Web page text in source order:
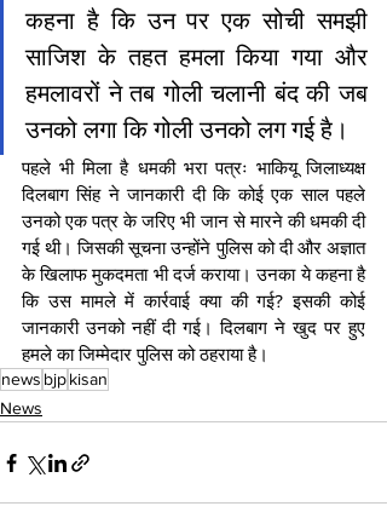
कहना है कि उन पर एक सोची समझी
साजिश के तहत हमला किया गया और
हमलावरों ने तब गोली चलानी बंद की जब
उनको लगा कि गोली उनको लग गई है।
पहले भी मिला है धमकी भरा पत्रः भाकियू जिलाध्यक्ष
दिलबाग सिंह ने जानकारी दी कि कोई एक साल पहले
उनको एक पत्र के जरिए भी जान से मारने की धमकी दी
गई थी। जिसकी सूचना उन्होंने पुलिस को दी और अज्ञात
के खिलाफ मुकदमता भी दर्ज कराया। उनका ये कहना है
कि उस मामले में कार्रवाई क्या की गई? इसकी कोई
जानकारी उनको नहीं दी गई। दिलबाग ने खुद पर हुए
हमले का जिम्मेदार पुलिस को ठहराया है।
news bjpkisan
News